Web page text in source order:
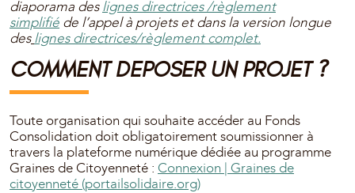
diaporama deslignes directrices/règlement
simplifié de l’appel à projets et dans la version longue
des lignes directrices/règlement complet.
COMMENT DEPOSER UN PROJET ?
Toute organisation qui souhaite accéder au Fonds
Consolidation doit obligatoirement soumissionner à
travers la plateforme numérique dédiée au programme
Graines de Citoyenneté : Connexion | Graines de
citoyenneté (portailsolidaire.org)